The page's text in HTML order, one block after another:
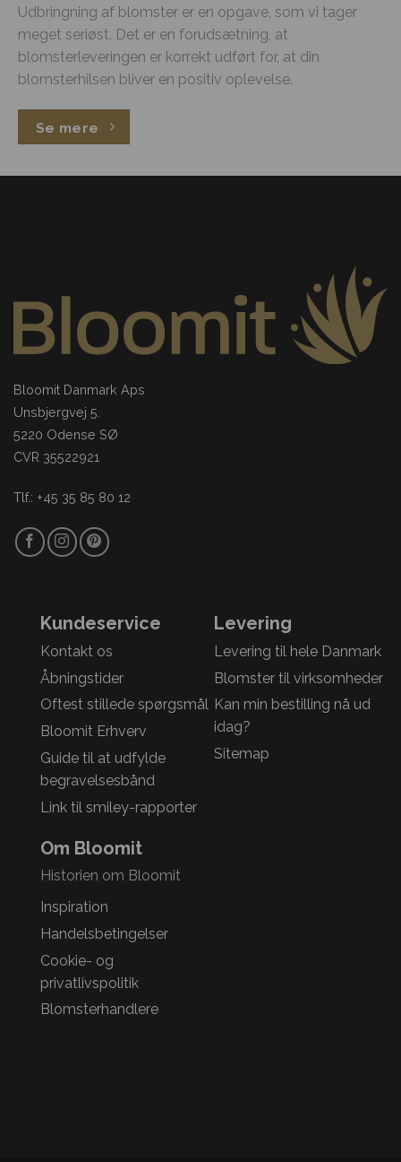
Udbringning af blomster er en opgave, som vi tager
meget seriøst. Det er en forudsætning, at
blomsterleveringen er korrekt udført for, at din
blomsterhilsen bliver en positiv oplevelse.
Se mere
Bloomit Danmark Aps
Unsbjergvej 5.
5220 Odense SØ
CVR 35522921
Tlf.: +45 35 85 80 12
Kundeservice
Kontakt os
Åbningstider
Oftest stillede spørgsmål
Bloomit Erhverv
Guide til at udfylde
begravelsesbånd
Link til smiley-rapporter
Levering
Levering til hele Danmark
Blomster til virksomheder
Kan min bestilling nå ud
idag?
Sitemap
Om Bloomit
Historien om Bloomit
Inspiration
Handelsbetingelser
Cookie- og
privatlivspolitik
Blomsterhandlere